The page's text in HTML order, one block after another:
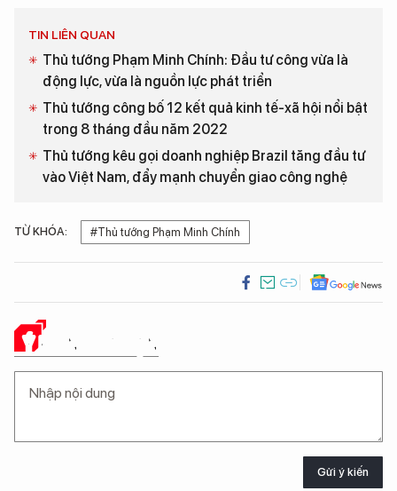
TIN LIÊN QUAN
Thủ tướng Phạm Minh Chính: Đầu tư công vừa là
động lực, vừa là nguồn lực phát triển
Thủ tướng công bố 12 kết quả kinh tế-xã hội nổi bật
trong 8 tháng đầu năm 2022
Thủ tướng kêu gọi doanh nghiệp Brazil tăng đầu tư
vào Việt Nam, đẩy mạnh chuyển giao công nghệ
TỪ KHÓA: #Thủ tướng Phạm Minh Chính
Ý KIẾN CỦA BẠN
Gửi ý kiến